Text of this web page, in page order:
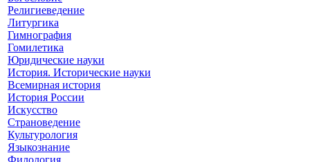
Религиеведение
Литургика
Гимнография
Гомилетика
Юридические науки
История. Исторические науки
Всемирная история
История России
Искусство
Страноведение
Культурология
Языкознание
Филология